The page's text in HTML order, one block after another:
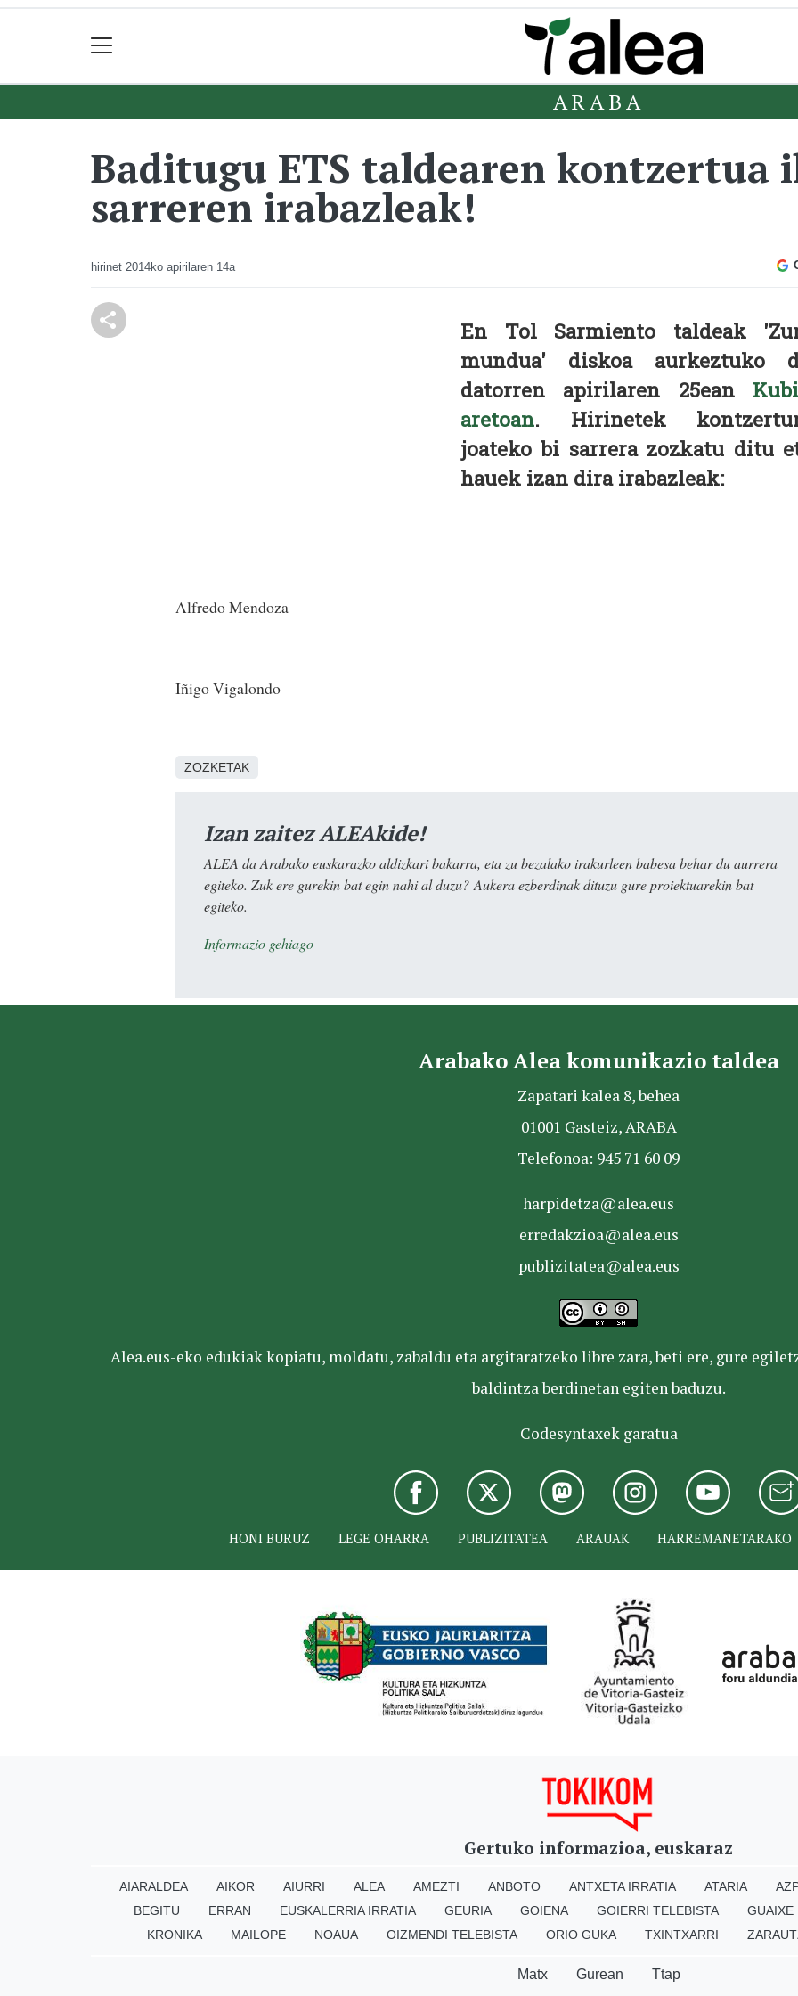
ARABA
Baditugu ETS taldearen kontzertua
sarreren irabazleak!
hirinet 2014ko apirilaren 14a
En Tol Sarmiento taldeak
mundua' diskoa aurkeztuko
datorren apirilaren 25ean
aretoan. Hirinetek
joateko bi sarrera zozkatu ditu
hauek izan dira irabazleak:
Alfredo Mendoza
Iñigo Vigalondo
ZOZKETAK
Izan zaitez ALEAkide!
ALEA da Arabako euskarazko aldizkari bakarra, eta zu bezalako irakurleen babesa behar du aurrera
egiteko. Zuk ere gurekin bat egin nahi al duzu? Aukera ezberdinak dituzu gure proiektuarekin bat
egiteko.
Informazio gehiago
Arabako Alea komunikazio taldea
Zapatari kalea 8, behea
01001 Gasteiz, ARABA
Telefonoa: 945 71 60 09
harpidetza@alea.eus
erredakzioa@alea.eus
publizitatea@alea.eus
Alea.eus-eko edukiak kopiatu, moldatu, zabaldu eta argitaratzeko libre zara, beti ere, gure
baldintza berdinetan egiten baduzu.
Codesyntaxek garatua
HONI BURUZ LEGE OHARRA PUBLIZITATEA ARAUAK HARREMANETARAKO
Gertuko informazioa, euskaraz
AIARALDEA AIKOR AIURRI ALEA AMEZTI ANBOTO ANTXETA IRRATIA ATARIA
BEGITU
ERRAN EUSKALERRIA IRRATIA GEURIA GOIENA GOIERRI TELEBISTA GUAIXE
KRONIKA
MAILOPE NOAUA OIZMENDI TELEBISTA ORIO GUKA TXINTXARRI
Matx Gurean Ttap